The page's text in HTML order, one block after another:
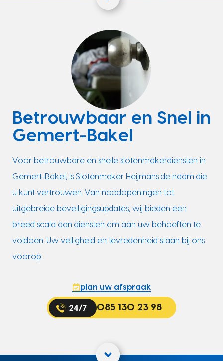
Betrouwbaar en Snel in
Gemert-Bakel
Voor betrouwbare en snelle slotenmakerdiensten in
Gemert-Bakel, is Slotenmaker Heijmans de naam die
u kunt vertrouwen. Van noodopeningen tot
uitgebreide beveiligingsupdates, wij bieden een
breed scala aan diensten om aan uw behoeften te
voldoen. Uw veiligheid en tevredenheid staan bij ons
voorop.
plan uw afspraak
085 130 23 98